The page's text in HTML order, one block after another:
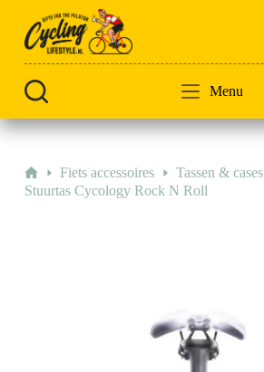
artikel
Menu
HomeFiets accessoires
Tassen & cases
Stuurtas Cycology Rock N Roll